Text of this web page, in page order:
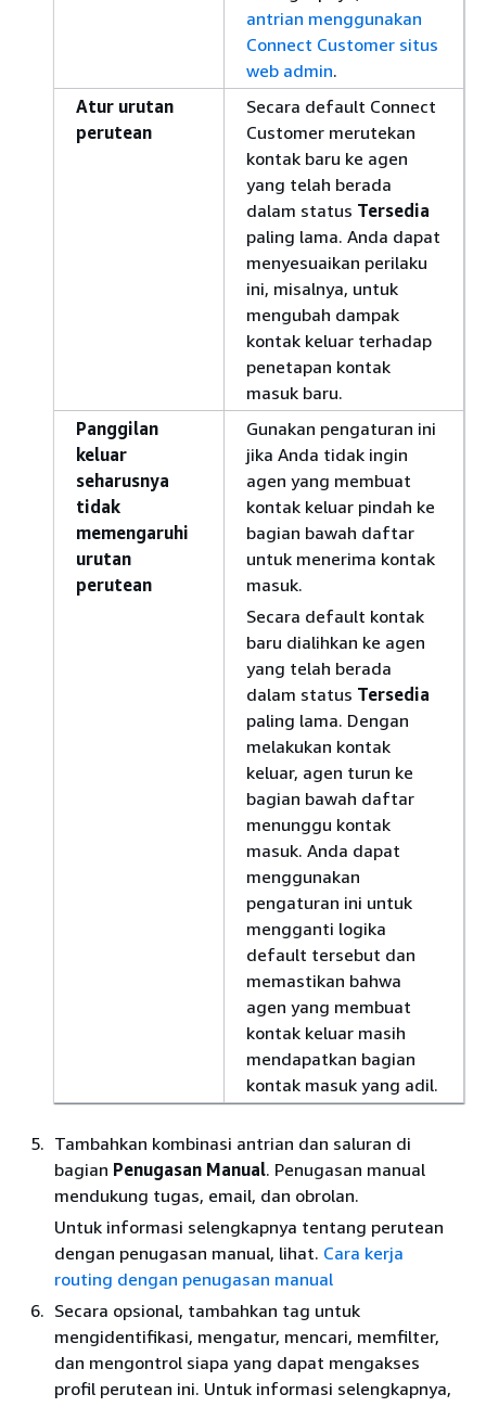
antrian menggunakan
Connect Customer situs
web admin.
Atur urutan
perutean
Secara default Connect
Customer merutekan
kontak baru ke agen
yang telah berada
dalam status Tersedia
paling lama. Anda dapat
menyesuaikan perilaku
ini, misalnya, untuk
mengubah dampak
kontak keluar terhadap
penetapan kontak
masuk baru.
Panggilan
keluar
seharusnya
tidak
memengaruhi
urutan
perutean
Gunakan pengaturan ini
jika Anda tidak ingin
agen yang membuat
kontak keluar pindah ke
bagian bawah daftar
untuk menerima kontak
masuk.
Secara default kontak
baru dialihkan ke agen
yang telah berada
dalam status Tersedia
paling lama. Dengan
melakukan kontak
keluar, agen turun ke
bagian bawah daftar
menunggu kontak
masuk. Anda dapat
menggunakan
pengaturan ini untuk
mengganti logika
default tersebut dan
memastikan bahwa
agen yang membuat
kontak keluar masih
mendapatkan bagian
kontak masuk yang adil.
Tambahkan kombinasi antrian dan saluran di
bagian Penugasan Manual. Penugasan manual
mendukung tugas, email, dan obrolan.
Untuk informasi selengkapnya tentang perutean
dengan penugasan manual, lihat. Cara kerja
routing dengan penugasan manual
Secara opsional, tambahkan tag untuk
mengidentifikasi, mengatur, mencari, memfilter,
dan mengontrol siapa yang dapat mengakses
profil perutean ini. Untuk informasi selengkapnya,